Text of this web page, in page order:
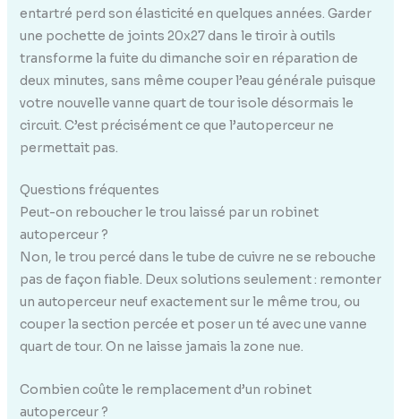
entartré perd son élasticité en quelques années. Garder
une pochette de joints 20x27 dans le tiroir à outils
transforme la fuite du dimanche soir en réparation de
deux minutes, sans même couper l’eau générale puisque
votre nouvelle vanne quart de tour isole désormais le
circuit. C’est précisément ce que l’autoperceur ne
permettait pas.
Questions fréquentes
Peut-on reboucher le trou laissé par un robinet
autoperceur ?
Non, le trou percé dans le tube de cuivre ne se rebouche
pas de façon fiable. Deux solutions seulement : remonter
un autoperceur neuf exactement sur le même trou, ou
couper la section percée et poser un té avec une vanne
quart de tour. On ne laisse jamais la zone nue.
Combien coûte le remplacement d’un robinet
autoperceur ?